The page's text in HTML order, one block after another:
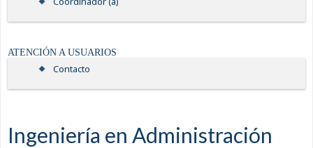
ATENCIÓN A USUARIOS
Contacto
Ingeniería en Administración